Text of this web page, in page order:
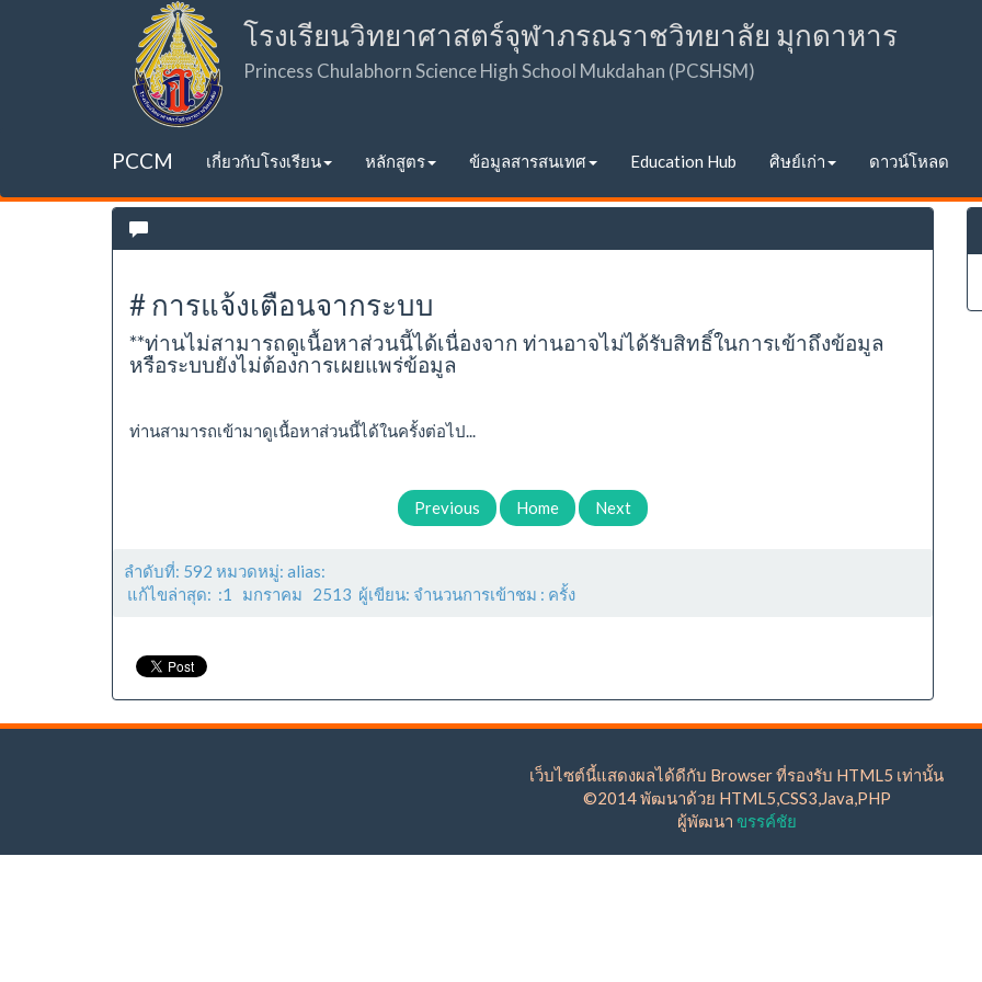
โรงเรียนวิทยาศาสตร์จุฬาภรณราชวิทยาลัย มุกดาหาร
Princess Chulabhorn Science High School Mukdahan (PCSHSM)
PCCM เกี่ยวกับโรงเรียน หลักสูตร ข้อมูลสารสนเทศ Education Hub ศิษย์เก่า ดาวน์โหลด
# การแจ้งเตือนจากระบบ
**ท่านไม่สามารถดูเนื้อหาส่วนนี้ได้เนื่องจาก ท่านอาจไม่ได้รับสิทธิ์ในการเข้าถึงข้อมูล
หรือระบบยังไม่ต้องการเผยแพร่ข้อมูล
ท่านสามารถเข้ามาดูเนื้อหาส่วนนี้ได้ในครั้งต่อไป...
Previous Home Next
ลำดับที่: 592 หมวดหมู่: alias:
แก้ไขล่าสุด: :1 มกราคม 2513 ผู้เขียน: จำนวนการเข้าชม : ครั้ง
เว็บไซต์นี้แสดงผลได้ดีกับ Browser ที่รองรับ HTML5 เท่านั้น
©2014 พัฒนาด้วย HTML5,CSS3,Java,PHP
ผู้พัฒนา ขรรค์ชัย